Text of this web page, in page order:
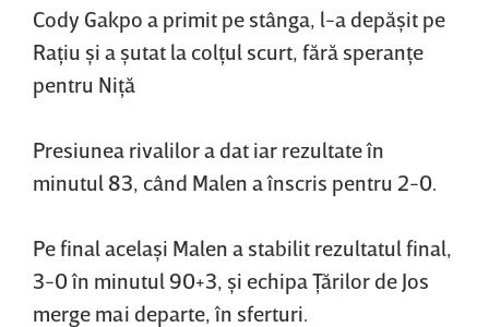
Cody Gakpo a primit pe stânga, l-a depăşit pe
Raţiu şi a şutat la colţul scurt, fără speranţe
pentru Niţă
Presiunea rivalilor a dat iar rezultate în
minutul 83, când Malen a înscris pentru 2-0.
Pe final acelaşi Malen a stabilit rezultatul final,
3-0 în minutul 90+3, şi echipa Ţărilor de Jos
merge mai departe, în sferturi.